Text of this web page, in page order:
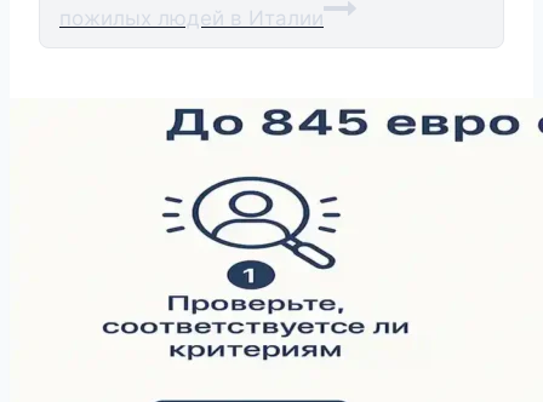
пожилых людей в Италии